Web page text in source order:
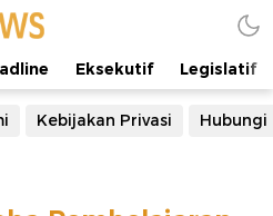
Eksekutif Legislatif
Kebijakan Privasi Hubungi